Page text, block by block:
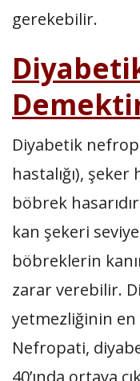
gerekebilir.
Diyabetik
hastalığı),
böbrek
kan şekeri
böbreklerin
zarar verebilir.
yetmezliğinin en
Nefropati,
40’ında ortaya